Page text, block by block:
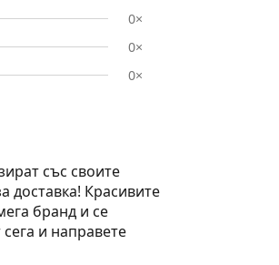
0×
0×
0×
със своите
доставка! Красивите
бранд и се
и направете